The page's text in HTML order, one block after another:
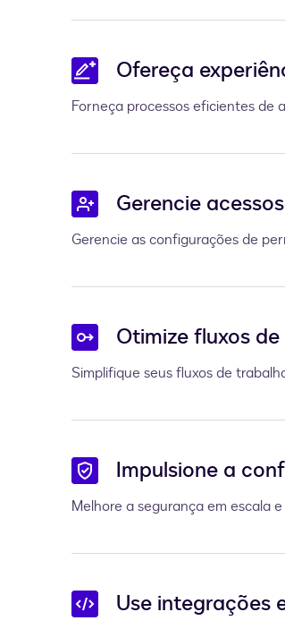
Ofereça
Forneça processos eficientes de
Gerencie
Gerencie as configurações de
Otimize fluxos
Simplifique seus fluxos de
Impulsione a
Melhore a segurança em escala
Use integrações